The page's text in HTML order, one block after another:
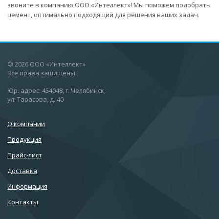
звоните в компанию ООО «Интеллект»! Мы поможем подобрать
цемент, оптимально подходящий для решения ваших задач.
© 2026 ООО «Интеллект»
Все права защищены.
Юр. адрес: 454048, г. Челябинск,
ул. Тарасова, д. 40
О компании
Продукция
Прайс-лист
Доставка
Информация
Контакты